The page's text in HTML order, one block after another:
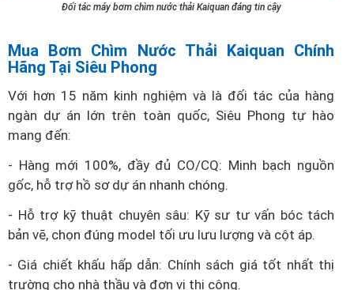
Đối tác máy bơm chìm nước thải Kaiquan đáng tin cậy
Mua Bơm Chìm Nước Thải Kaiquan Chính
Hãng Tại Siêu Phong
Với hơn 15 năm kinh nghiệm và là đối tác của hàng
ngàn dự án lớn trên toàn quốc, Siêu Phong tự hào
mang đến:
- Hàng mới 100%, đầy đủ CO/CQ: Minh bạch nguồn
gốc, hỗ trợ hồ sơ dự án nhanh chóng.
- Hỗ trợ kỹ thuật chuyên sâu: Kỹ sư tư vấn bóc tách
bản vẽ, chọn đúng model tối ưu lưu lượng và cột áp.
- Giá chiết khấu hấp dẫn: Chính sách giá tốt nhất thị
trường cho nhà thầu và đơn vị thi công.